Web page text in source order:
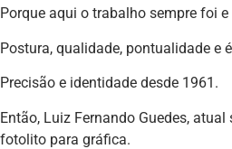
Porque aqui o trabalho sempre foi
Postura, qualidade, pontualidade e
Precisão e identidade desde 1961.
Então, Luiz Fernando Guedes,
fotolito para gráfica.